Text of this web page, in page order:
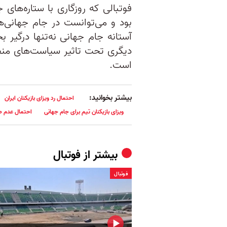
فوتبالی که روزگاری با
بود و می‌توانست در جام‌ جهانی‌ها
آستانه جام جهانی نه‌تنها
دیگری تحت تاثیر سیاست‌های
است.
بیشتر بخوانید:
احتمال رد ویزای بازیکنان ایران
ویزای بازیکنان تیم برای جام جهانی
احتمال عدم
بیشتر ازفوتبال
فوتبال